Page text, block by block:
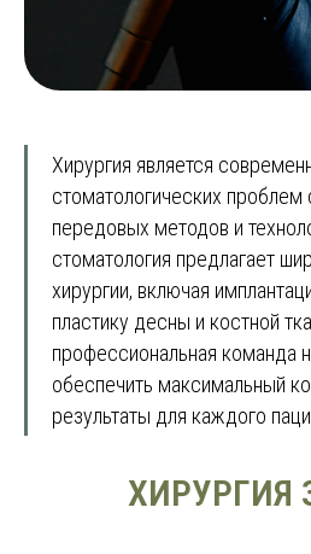
Хирургия является
стоматологических проблем
передовых методов и
стоматология предлагает
хирургии, включая
пластику десны и костной
профессиональная команда
обеспечить максимальный
результаты для каждого
ХИРУРГИЯ